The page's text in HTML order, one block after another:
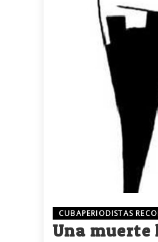
CUBAPERIODISTAS
Una muerte